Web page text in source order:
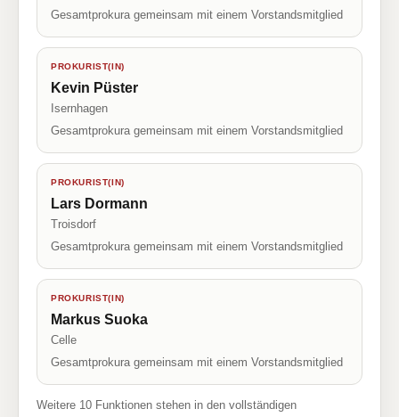
Gesamtprokura gemeinsam mit einem Vorstandsmitglied
PROKURIST(IN)
Kevin Püster
Isernhagen
Gesamtprokura gemeinsam mit einem Vorstandsmitglied
PROKURIST(IN)
Lars Dormann
Troisdorf
Gesamtprokura gemeinsam mit einem Vorstandsmitglied
PROKURIST(IN)
Markus Suoka
Celle
Gesamtprokura gemeinsam mit einem Vorstandsmitglied
Weitere 10 Funktionen stehen in den vollständigen